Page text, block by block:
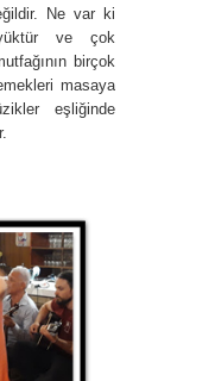
Ne var ki
ve çok
birçok
masaya
eşliğinde